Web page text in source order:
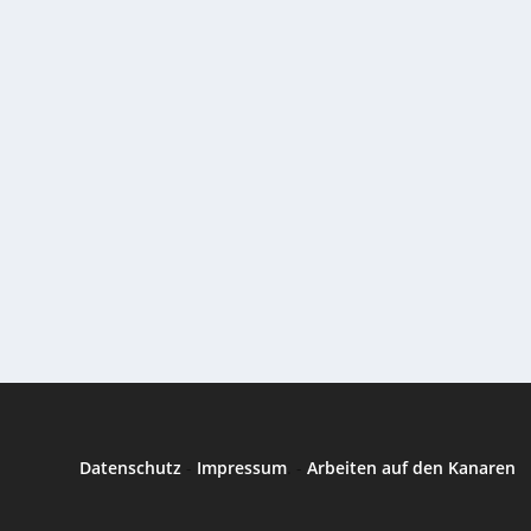
Datenschutz Impressum . -Arbeiten auf den Kanaren